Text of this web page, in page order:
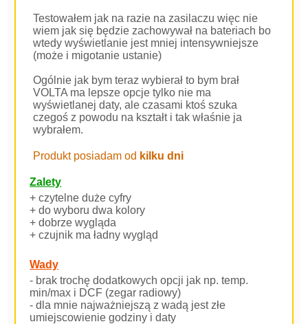
Testowałem jak na razie na zasilaczu więc nie
wiem jak się będzie zachowywał na bateriach bo
wtedy wyświetlanie jest mniej intensywniejsze
(może i migotanie ustanie)
Ogólnie jak bym teraz wybierał to bym brał
VOLTA ma lepsze opcje tylko nie ma
wyświetlanej daty, ale czasami ktoś szuka
czegoś z powodu na kształt i tak właśnie ja
wybrałem.
Produkt posiadam od kilku dni
Zalety
+ czytelne duże cyfry
+ do wyboru dwa kolory
+ dobrze wygląda
+ czujnik ma ładny wygląd
Wady
- brak trochę dodatkowych opcji jak np. temp.
min/max i DCF (zegar radiowy)
- dla mnie najważniejszą z wadą jest złe
umiejscowienie godziny i daty